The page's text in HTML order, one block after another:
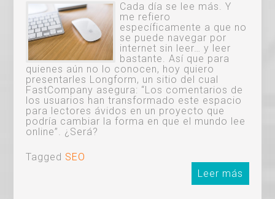
Cada día se lee más. Y
me refiero
específicamente a que no
se puede navegar por
internet sin leer… y leer
bastante. Así que para
quienes aún no lo conocen, hoy quiero
presentarles Longform, un sitio del cual
FastCompany asegura: “Los comentarios de
los usuarios han transformado este espacio
para lectores ávidos en un proyecto que
podría cambiar la forma en que el mundo lee
online”. ¿Será?
Tagged SEO
Leer más